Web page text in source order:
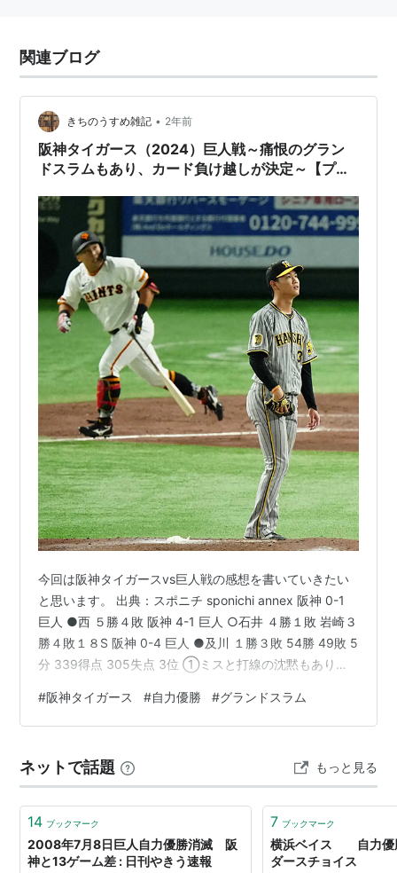
関連ブログ
きちのうすめ雑記 • 2年前
阪神タイガース（2024）巨人戦～痛恨のグラン
ドスラムもあり、カード負け越しが決定～【プロ
今回は阪神タイガースvs巨人戦の感想を書いていきたい
と思います。 出典：スポニチ sponichi annex 阪神 0-1
巨人 ●西 ５勝４敗 阪神 4-1 巨人 ○石井 ４勝１敗 岩崎３
勝４敗１８S 阪神 0-4 巨人 ●及川 １勝３敗 54勝 49敗 5
分 339得点 305失点 3位 ①ミスと打線の沈黙もあり、
ピンチを背負うと、岡本選手の打球を佐藤輝選手が悪送
球、タイムリーエラーとなり先制点を与えます。 それで
巨人先発山﨑投手を崩せず。最初のチャンスが8回と情け
ない状態になると、…
#阪神タイガース #自力優勝 #グランドスラム
ネットで話題 もっと見る
14 ブックマーク
2008年7月8日巨人自力優勝消滅 阪
神と13ゲーム差 : 日刊やきう速報
7 ブックマーク
横浜ベイス 自力優
ダースチョイス